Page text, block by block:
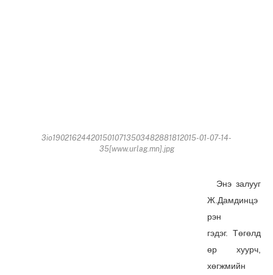
3io1902162442015010713503482881812015-01-07-14-
35[www.urlag.mn].jpg
Энэ залууг
Ж.Дамдинцэ
рэн
гэдэг. Төгөлд
өр хуурч,
хөгжмийн